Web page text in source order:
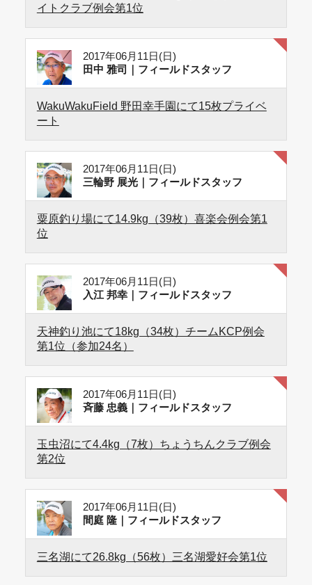
イトクラブ例会第1位
2017年06月11日(日)
田中 雅司｜フィールドスタッフ
WakuWakuField 野田幸手園にて15枚プライベ
ート
2017年06月11日(日)
三輪野 展光｜フィールドスタッフ
粟原釣り場にて14.9kg（39枚）喜楽会例会第1
位
2017年06月11日(日)
入江 邦幸｜フィールドスタッフ
天神釣り池にて18kg（34枚）チームKCP例会
第1位（参加24名）
2017年06月11日(日)
斉藤 忠義｜フィールドスタッフ
玉虫沼にて4.4kg（7枚）ちょうちんクラブ例会
第2位
2017年06月11日(日)
間庭 隆｜フィールドスタッフ
三名湖にて26.8kg（56枚）三名湖愛好会第1位